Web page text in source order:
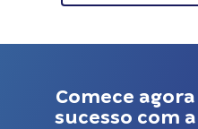
Comece
sucesso com